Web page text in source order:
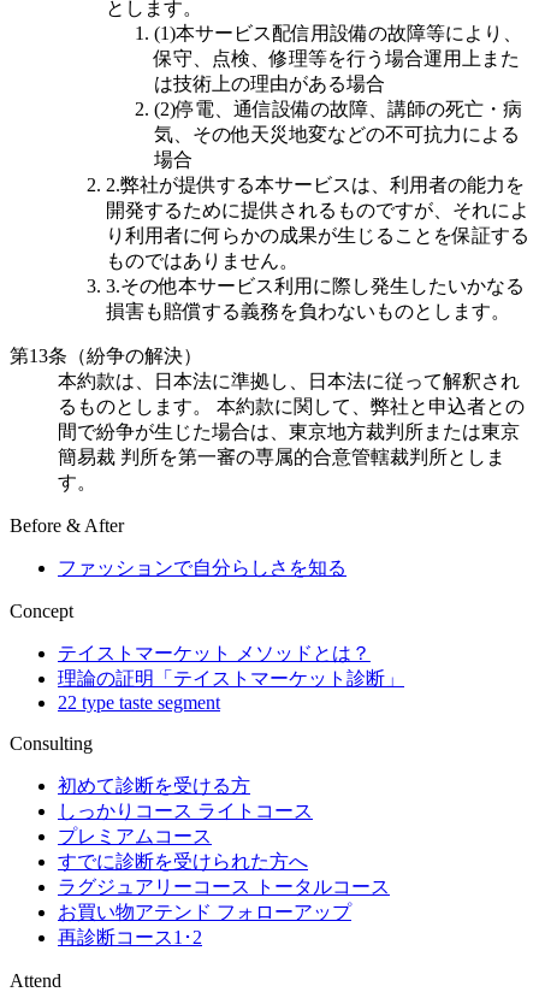
とします。
(1)本サービス配信用設備の故障等により、
保守、点検、修理等を行う場合運用上また
は技術上の理由がある場合
(2)停電、通信設備の故障、講師の死亡・病
気、その他天災地変などの不可抗力による
場合
2.弊社が提供する本サービスは、利用者の能力を
開発するために提供されるものですが、それによ
り利用者に何らかの成果が生じることを保証する
ものではありません。
3.その他本サービス利用に際し発生したいかなる
損害も賠償する義務を負わないものとします。
第13条（紛争の解決）
本約款は、日本法に準拠し、日本法に従って解釈され
るものとします。 本約款に関して、弊社と申込者との
間で紛争が生じた場合は、東京地方裁判所または東京
簡易裁 判所を第一審の専属的合意管轄裁判所としま
す。
Before & After
ファッションで自分らしさを知る
Concept
テイストマーケット メソッドとは？
理論の証明「テイストマーケット診断」
22 type taste segment
Consulting
初めて診断を受ける方
しっかりコース ライトコース
プレミアムコース
すでに診断を受けられた方へ
ラグジュアリーコース トータルコース
お買い物アテンド フォローアップ
再診断コース1･2
Attend